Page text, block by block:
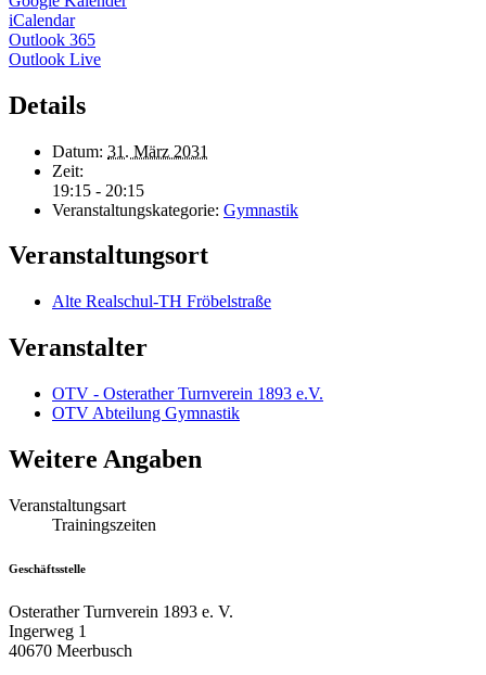
iCalendar
Outlook 365
Outlook Live
Details
Datum: 31. März 2031
Zeit:
19:15 - 20:15
Veranstaltungskategorie: Gymnastik
Veranstaltungsort
Alte Realschul-TH Fröbelstraße
Veranstalter
OTV - Osterather Turnverein 1893 e.V.
OTV Abteilung Gymnastik
Weitere Angaben
Veranstaltungsart
Trainingszeiten
Geschäftsstelle
Osterather Turnverein 1893 e. V.
Ingerweg 1
40670 Meerbusch